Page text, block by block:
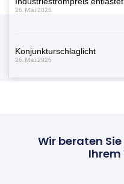
26. Mai 2026
Konjunkturschlaglicht
26. Mai 2026
Wir beraten
Ihrem